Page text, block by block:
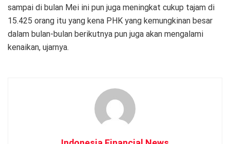
sampai di bulan Mei ini pun juga meningkat cukup tajam di
15.425 orang itu yang kena PHK yang kemungkinan besar
dalam bulan-bulan berikutnya pun juga akan mengalami
kenaikan, ujarnya.